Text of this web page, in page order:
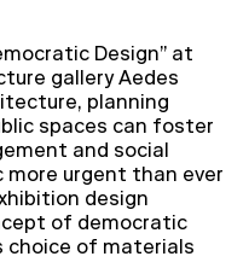
Design” at
gallery Aedes
planning
spaces can foster
and social
urgent than ever
design
of democratic
choice of materials